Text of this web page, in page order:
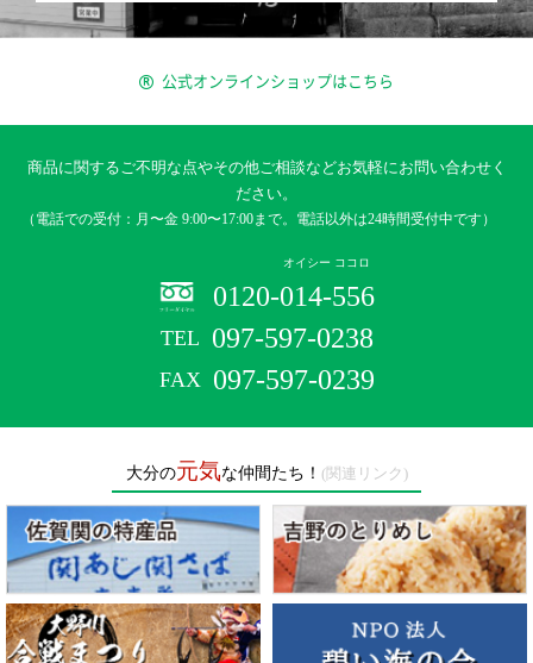
公式オンラインショップはこちら
商品に関するご不明な点やその他ご相談などお気軽にお問い合わせく
ださい。
（電話での受付：月〜金 9:00〜17:00まで。電話以外は24時間受付中です）
オイシー ココロ
0120-014-556
097-597-0238
097-597-0239
大分の元気な仲間たち！